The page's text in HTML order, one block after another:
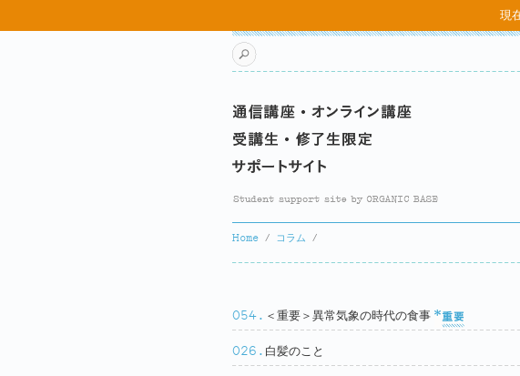
現
通信
Home コラム
054. ＜重要＞異常気象の時代の食事
026. 白髪のこと